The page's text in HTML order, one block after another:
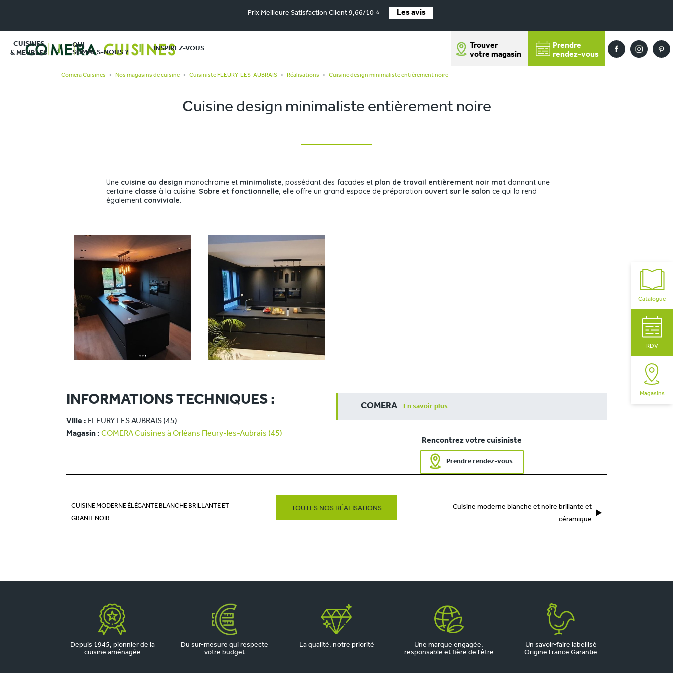
Prix Meilleure Satisfaction Client 9,66/10 ⭐ Les avis
CUISINES
& MEUBLES
QUI
SOMMES-NOUS ?
INSPIREZ-VOUS
Trouver
votre magasin
Prendre
rendez-vous
Catalogue
RDV
Magasins
Comera Cuisines > Nos magasins de cuisine > Cuisiniste FLEURY-LES-AUBRAIS > Réalisations > Cuisine design minimaliste entièrement noire
Cuisine design minimaliste entièrement noire
Une cuisine au design monochrome et minimaliste, possédant des façades et plan de travail entièrement noir mat donnant une
certaine classe à la cuisine. Sobre et fonctionnelle, elle offre un grand espace de préparation ouvert sur le salon ce qui la rend
également conviviale.
INFORMATIONS TECHNIQUES :
Ville : FLEURY LES AUBRAIS (45)
Magasin : COMERA Cuisines à Orléans Fleury-les-Aubrais (45)
COMERA - En savoir plus
Rencontrez votre cuisiniste
Prendre rendez-vous
CUISINE MODERNE ÉLÉGANTE BLANCHE BRILLANTE ET
GRANIT NOIR
TOUTES NOS RÉALISATIONS
Cuisine moderne blanche et noire brillante et
céramique
Depuis 1945, pionnier de la
cuisine aménagée
Du sur-mesure qui respecte
votre budget
La qualité, notre priorité
Une marque engagée,
responsable et fière de l'être
Un savoir-faire labellisé
Origine France Garantie